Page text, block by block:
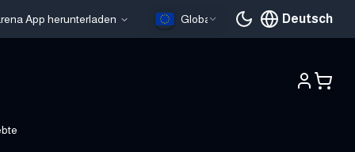
App herunterladen Global Deutsch
Aktuelle Sprache